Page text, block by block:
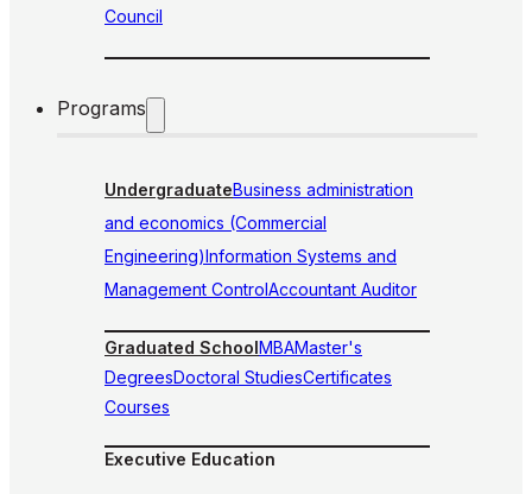
Council
Programs
UndergraduateBusiness administration
and economics (Commercial
Engineering)Information Systems and
Management ControlAccountant Auditor
Graduated SchoolMBAMaster's
DegreesDoctoral StudiesCertificates
Courses
Executive Education